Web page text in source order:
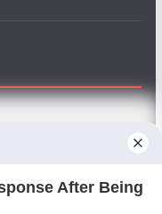
тек со најновите